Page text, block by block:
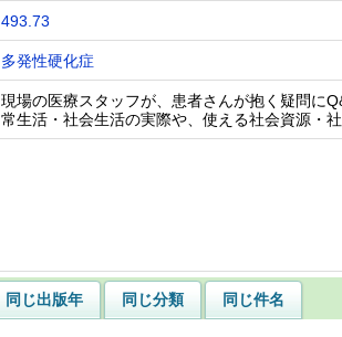
493.73
多発性硬化症
現場の医療スタッフが、患者さんが抱く疑問に
常生活・社会生活の実際や、使える社会資源・
同じ出版年 同じ分類
同じ件名